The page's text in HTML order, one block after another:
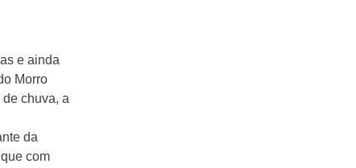
e ainda
Morro
chuva, a
da
com